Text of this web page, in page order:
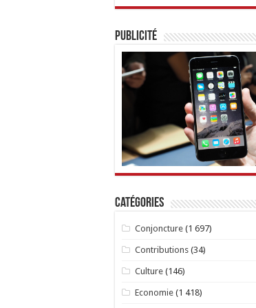
Publicité
Catégories
Conjoncture(1 697)
Contributions(34)
Culture(146)
Economie(1 418)